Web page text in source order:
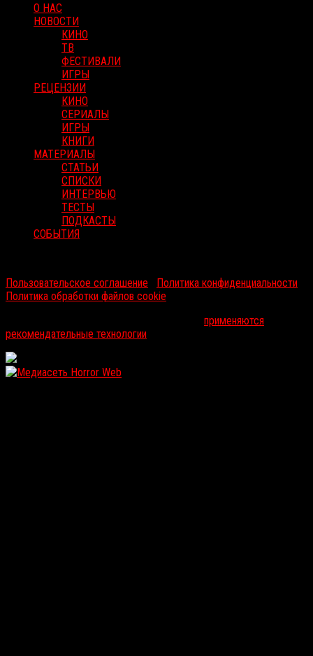
О НАС
НОВОСТИ
КИНО
ТВ
ФЕСТИВАЛИ
ИГРЫ
РЕЦЕНЗИИ
КИНО
СЕРИАЛЫ
ИГРЫ
КНИГИ
МАТЕРИАЛЫ
СТАТЬИ
СПИСКИ
ИНТЕРВЬЮ
ТЕСТЫ
ПОДКАСТЫ
СОБЫТИЯ
Пользовательское соглашение
Политика конфиденциальности
Политика обработки файлов cookie
применяются
рекомендательные технологии